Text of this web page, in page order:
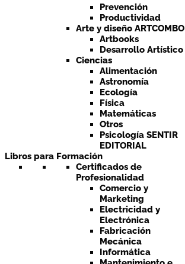
Prevención
Productividad
Arte y diseño ARTCOMBO
Artbooks
Desarrollo Artístico
Ciencias
Alimentación
Astronomía
Ecología
Física
Matemáticas
Otros
Psicología SENTIR
EDITORIAL
Libros para Formación
Certificados de
Profesionalidad
Comercio y
Marketing
Electricidad y
Electrónica
Fabricación
Mecánica
Informática